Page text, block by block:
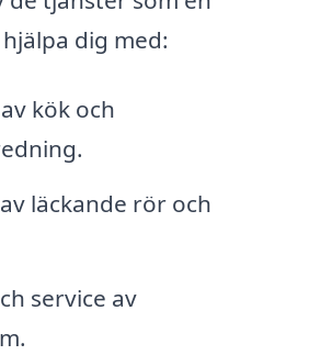
dig med:
kök och
läckande rör och
service av